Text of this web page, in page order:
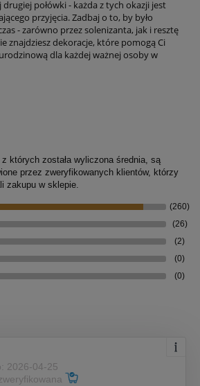
połówki - każda z tych okazji jest
przyjęcia. Zadbaj o to, by było
- zarówno przez solenizanta, jak i resztę
znajdziesz dekoracje, które pomogą Ci
dla każdej ważnej osoby w
których została wyliczona średnia, są
przez zweryfikowanych klientów, którzy
zakupu w sklepie.
(260)
(26)
(2)
(0)
(0)
2026-04-25